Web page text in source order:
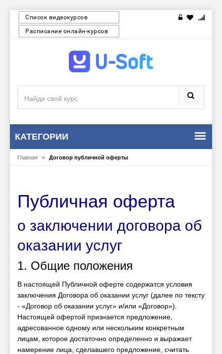
Список видеокурсов
Расписание онлайн-курсов
КАТЕГОРИИ
Главная » Договор публичной оферты
Публичная оферта
о заключении договора об
оказании услуг
1. Общие положения
В настоящей Публичной оферте содержатся условия
заключения Договора об оказании услуг (далее по тексту
- «Договор об оказании услуг» и/или «Договор»).
Настоящей офертой признается предложение,
адресованное одному или нескольким конкретным
лицам, которое достаточно определенно и выражает
намерение лица, сделавшего предложение, считать